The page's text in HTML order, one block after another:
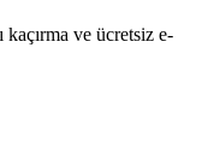
kaçırma ve ücretsiz e-